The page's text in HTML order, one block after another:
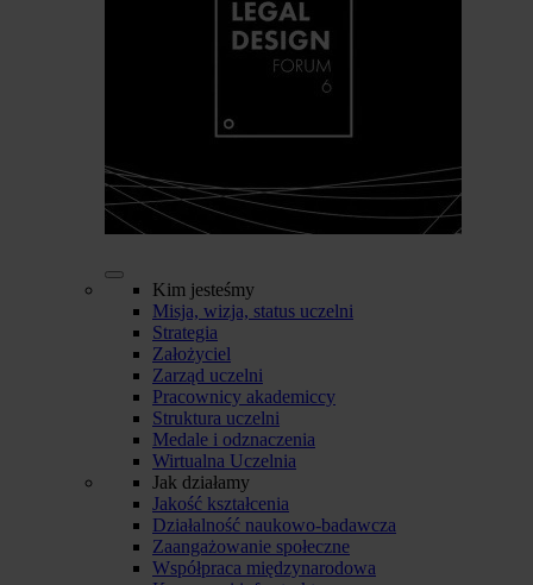
Kim jesteśmy
Misja, wizja, status uczelni
Strategia
Założyciel
Zarząd uczelni
Pracownicy akademiccy
Struktura uczelni
Medale i odznaczenia
Wirtualna Uczelnia
Jak działamy
Jakość kształcenia
Działalność naukowo-badawcza
Zaangażowanie społeczne
Współpraca międzynarodowa